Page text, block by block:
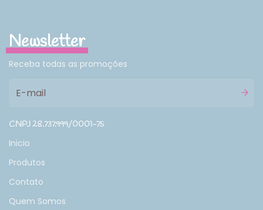
Newsletter
Receba todas as promoções
CNPJ 28.737.999/0001-75
Inicio
Produtos
Contato
Quem Somos